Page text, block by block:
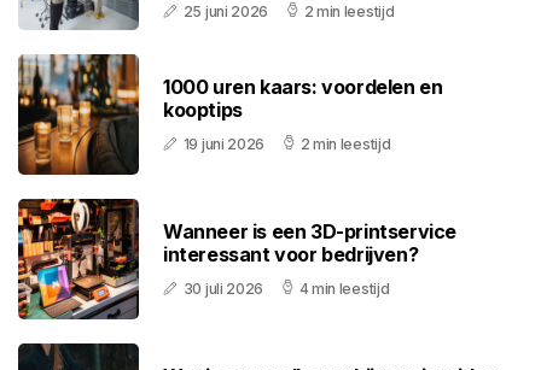
25 juni 2026 2 min leestijd
1000 uren kaars: voordelen en
kooptips
19 juni 2026 2 min leestijd
Wanneer is een 3D-printservice
interessant voor bedrijven?
30 juli 2026 4 min leestijd